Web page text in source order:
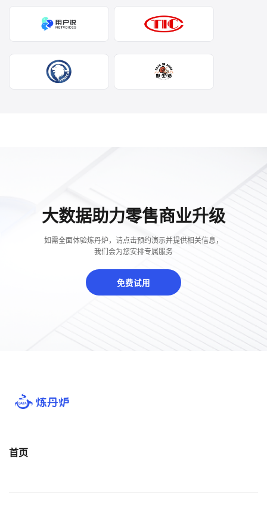
大数据助力零售商业升级
如需全面体验炼丹炉，请点击预约演示并提供相关信息，
我们会为您安排专属服务
免费试用
首页